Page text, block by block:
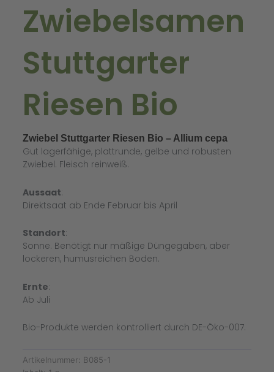
Zwiebelsamen
Stuttgarter
Riesen Bio
Zwiebel Stuttgarter Riesen Bio – Allium cepa
Gut lagerfähige, plattrunde, gelbe und robusten
Zwiebel. Fleisch reinweiß.
Aussaat:
Direktsaat ab Ende Februar bis April
Standort:
Sonne. Benötigt nur mäßige Düngegaben, aber
lockeren, humusreichen Boden.
Ernte:
Ab Juli
Bio-Produkte werden kontrolliert durch DE-Öko-007.
Artikelnummer: B085-1